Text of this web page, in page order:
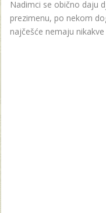
Nadimci se obično daju
prezimenu, po nekom
najčešće nemaju